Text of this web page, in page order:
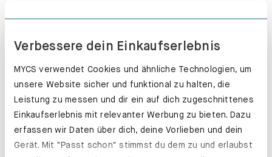
Verbessere dein Einkaufserlebnis
MYCS verwendet Cookies und ähnliche Technologien, um
unsere Website sicher und funktional zu halten, die
Leistung zu messen und dir ein auf dich zugeschnittenes
Einkaufserlebnis mit relevanter Werbung zu bieten. Dazu
erfassen wir Daten über dich, deine Vorlieben und dein
Gerät. Mit "Passt schon" stimmst du dem zu und erlaubst
Schubladenkästen. Stabil mit Stil.
Erfahre mehr